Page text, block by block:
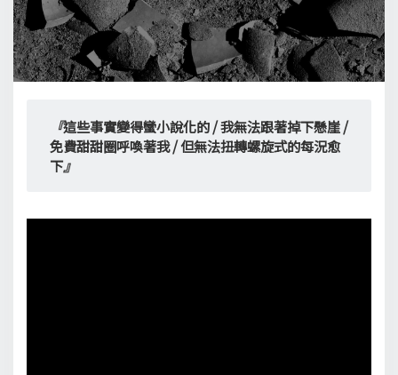
『這些事實變得蠻小說化的 / 我無法跟著掉下懸崖 /
免費甜甜圈呼喚著我 / 但無法扭轉螺旋式的每況愈
下』